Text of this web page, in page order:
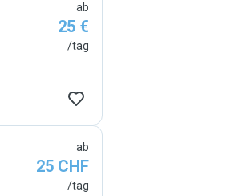
ab
25 €
/tag
ab
25 CHF
/tag